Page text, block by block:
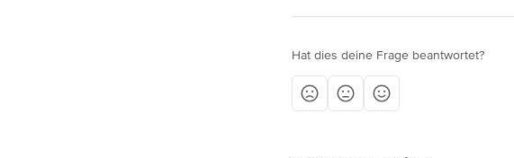
Hat dies deine Frage beantwortet?